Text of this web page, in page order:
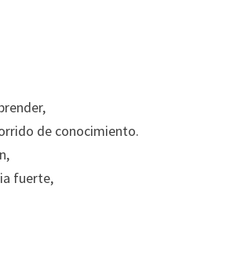
de conocimiento.
fuerte,